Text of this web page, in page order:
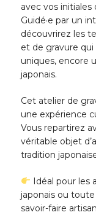
avec vos initiales
Guidé·e par un
découvrirez les
et de gravure
uniques, encore
japonais.
Cet atelier de
une expérience
Vous repartirez
véritable objet
tradition
Idéal pour les
japonais ou
savoir-faire